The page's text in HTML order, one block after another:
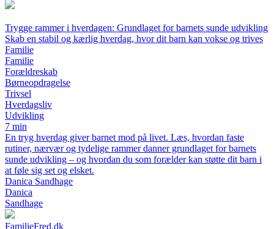
Trygge rammer i hverdagen: Grundlaget for barnets sunde udvikling
Skab en stabil og kærlig hverdag, hvor dit barn kan vokse og trives
Familie
Familie
Forældreskab
Børneopdragelse
Trivsel
Hverdagsliv
Udvikling
7 min
En tryg hverdag giver barnet mod på livet. Læs, hvordan faste
rutiner, nærvær og tydelige rammer danner grundlaget for barnets
sunde udvikling – og hvordan du som forælder kan støtte dit barn i
at føle sig set og elsket.
Danica Sandhage
Danica
Sandhage
FamilieFred.dk